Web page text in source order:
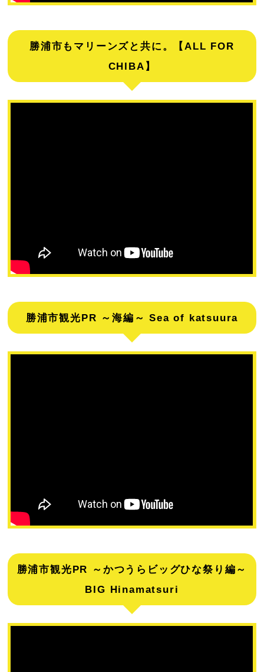
勝浦市もマリーンズと共に。【ALL FOR
CHIBA】
勝浦市観光PR ～海編～ Sea of katsuura
勝浦市観光PR ～かつうらビッグひな祭り編～
BIG Hinamatsuri